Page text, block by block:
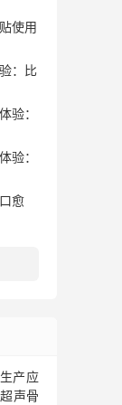
使用
：比
验：
验：
愈
产应
声骨